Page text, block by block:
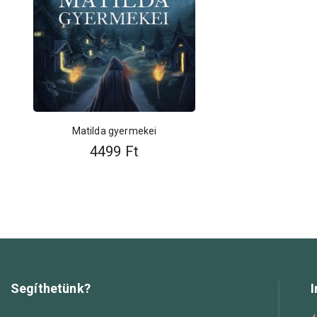
Matilda gyermekei
4499 Ft
Segíthetünk?